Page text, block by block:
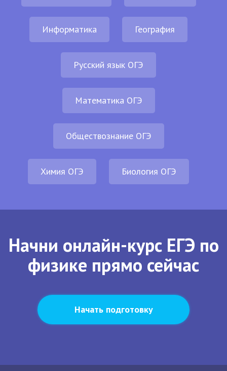
Информатика География
Русский язык ОГЭ
Математика ОГЭ
Обществознание ОГЭ
Химия ОГЭ Биология ОГЭ
Начни онлайн-курс ЕГЭ по
физике прямо сейчас
Начать подготовку